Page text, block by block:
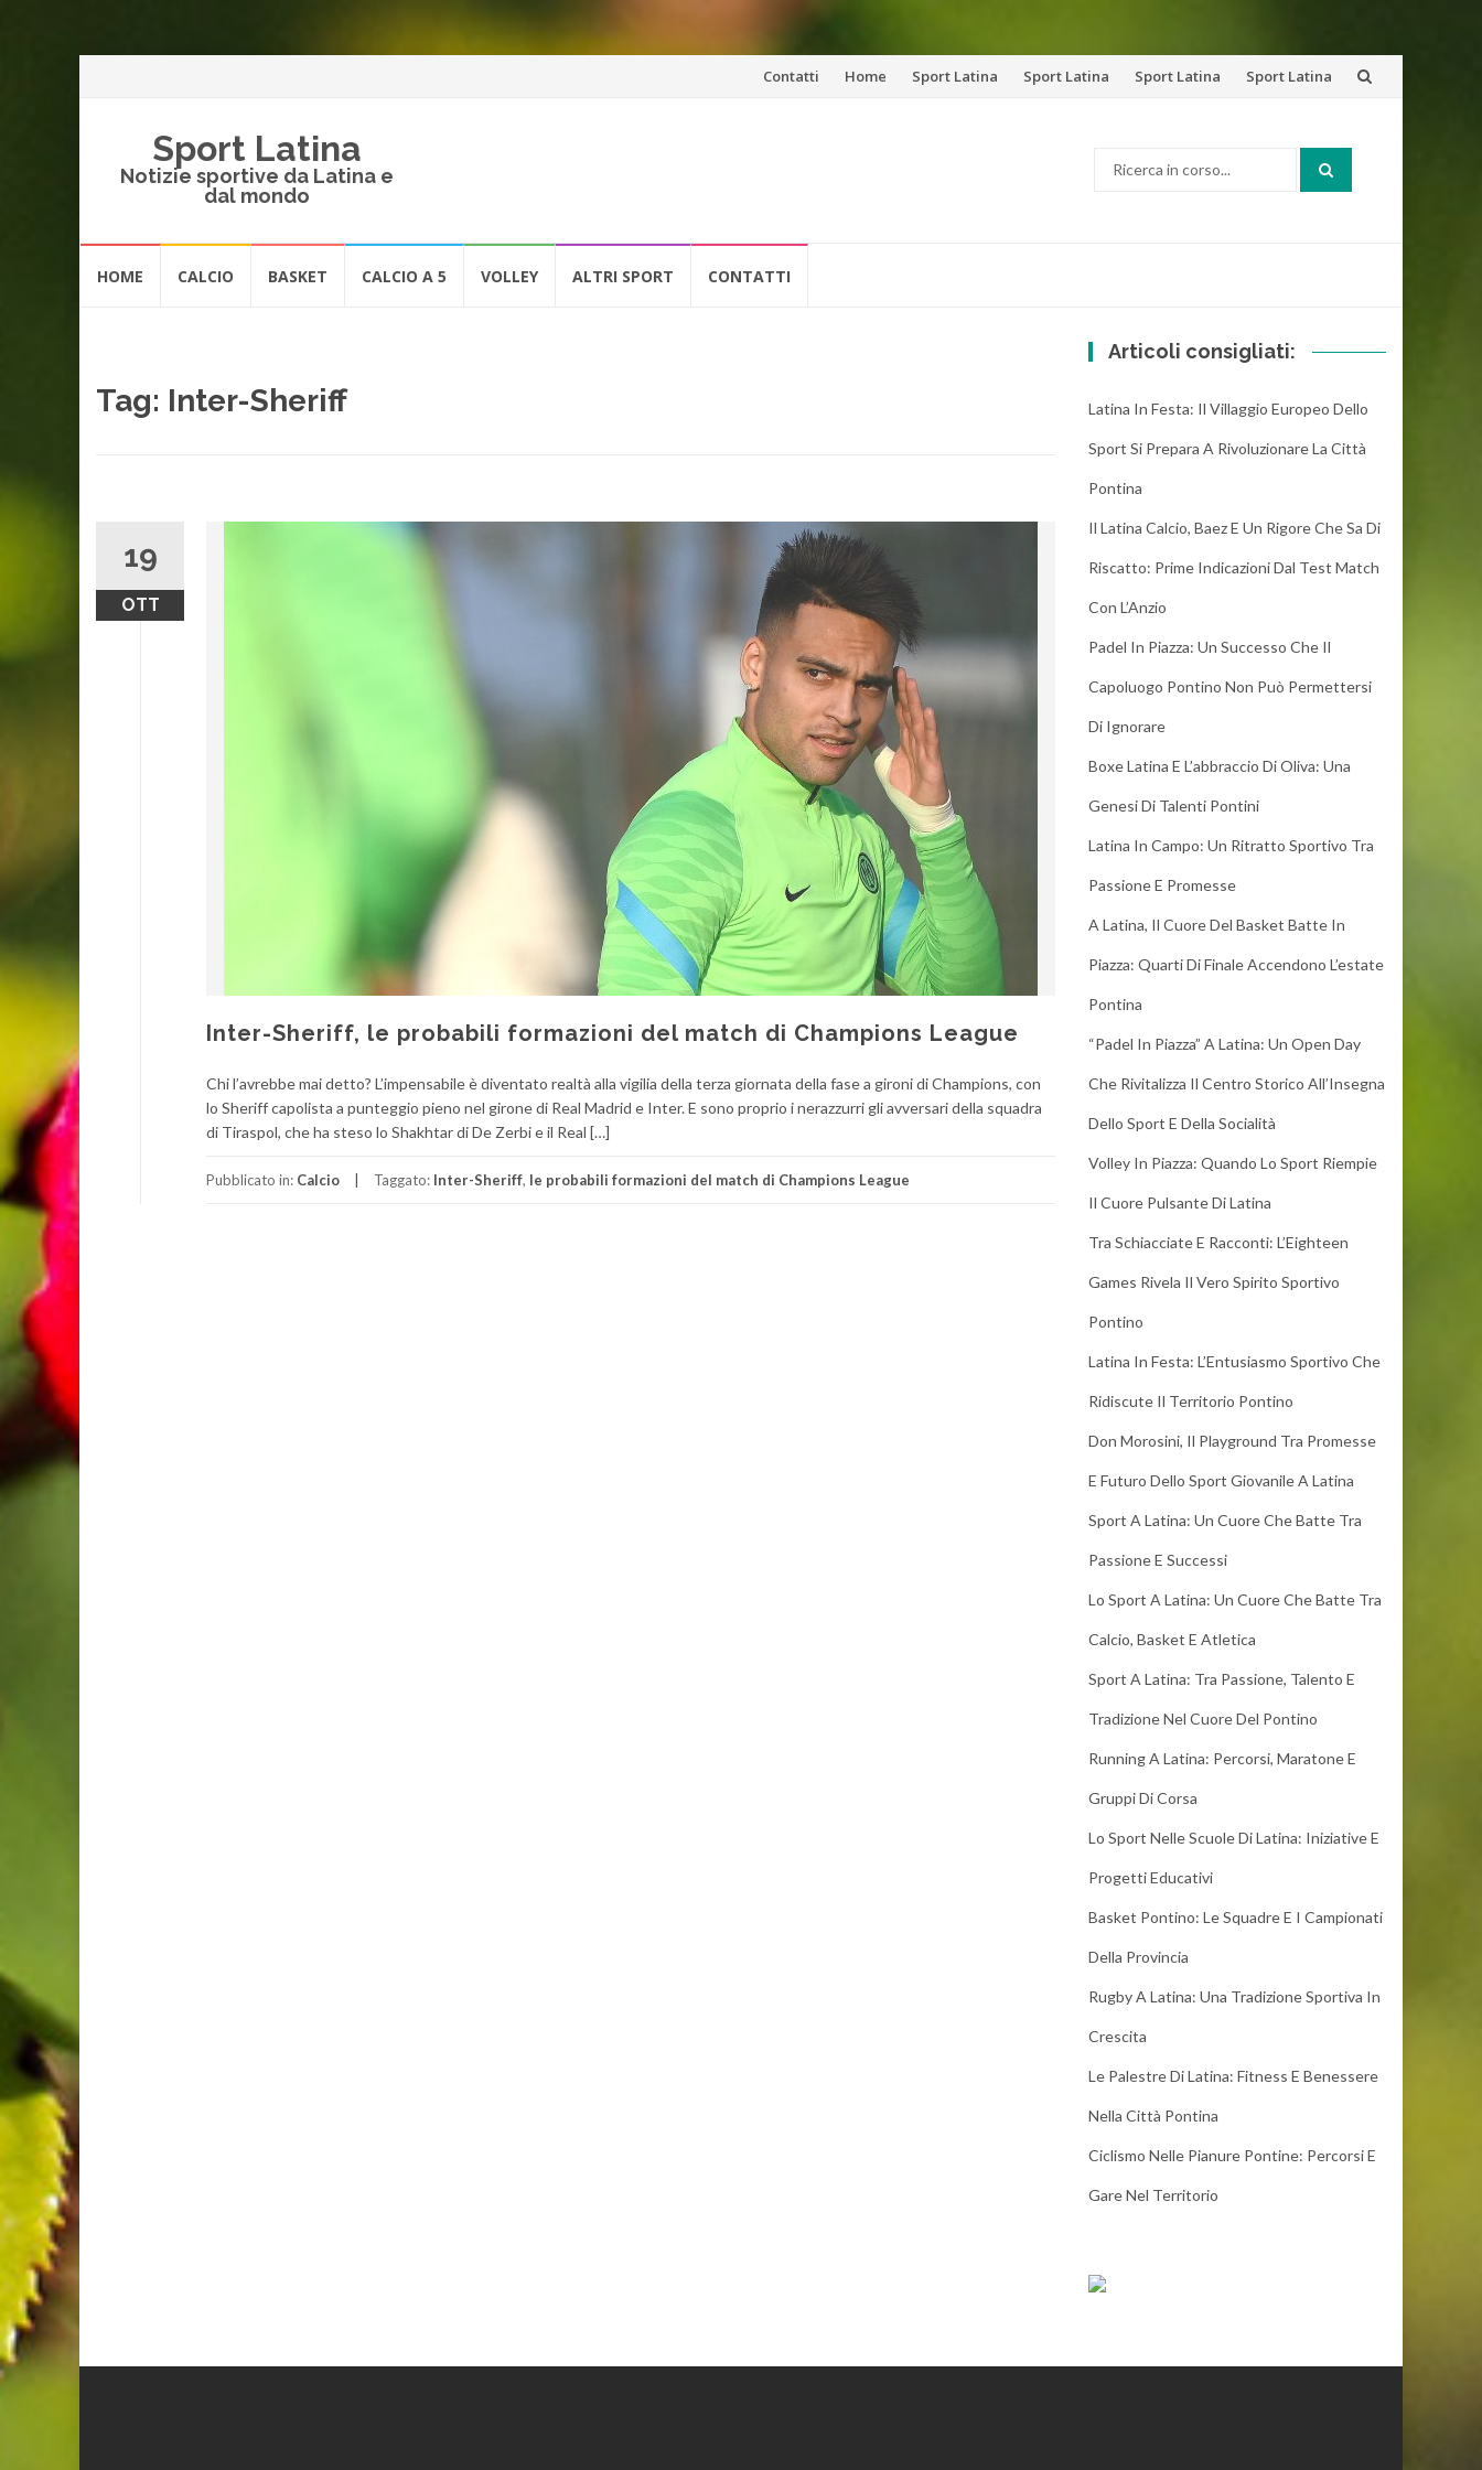
VaiContatti Home Sport Latina Sport Latina Sport Latina Sport Latina
Sport Latina
Notizie sportive da Latina e
dal mondo
HOME CALCIO BASKET CALCIO A 5 VOLLEY ALTRI SPORT CONTATTI
Tag: Inter-Sheriff
19
OTT
Inter-Sheriff, le probabili formazioni del match di Champions League
Chi l’avrebbe mai detto? L’impensabile è diventato realtà alla vigilia della terza giornata della fase a gironi di Champions, con
lo Sheriff capolista a punteggio pieno nel girone di Real Madrid e Inter. E sono proprio i nerazzurri gli avversari della squadra
di Tiraspol, che ha steso lo Shakhtar di De Zerbi e il Real […]
Pubblicato in: Calcio Taggato: Inter-Sheriff, le probabili formazioni del match di Champions League
Articoli consigliati:
Latina In Festa: Il Villaggio Europeo Dello
Sport Si Prepara A Rivoluzionare La Città
Pontina
Il Latina Calcio, Baez E Un Rigore Che Sa Di
Riscatto: Prime Indicazioni Dal Test Match
Con L’Anzio
Padel In Piazza: Un Successo Che Il
Capoluogo Pontino Non Può Permettersi
Di Ignorare
Boxe Latina E L’abbraccio Di Oliva: Una
Genesi Di Talenti Pontini
Latina In Campo: Un Ritratto Sportivo Tra
Passione E Promesse
A Latina, Il Cuore Del Basket Batte In
Piazza: Quarti Di Finale Accendono L’estate
Pontina
“Padel In Piazza” A Latina: Un Open Day
Che Rivitalizza Il Centro Storico All’Insegna
Dello Sport E Della Socialità
Volley In Piazza: Quando Lo Sport Riempie
Il Cuore Pulsante Di Latina
Tra Schiacciate E Racconti: L’Eighteen
Games Rivela Il Vero Spirito Sportivo
Pontino
Latina In Festa: L’Entusiasmo Sportivo Che
Ridiscute Il Territorio Pontino
Don Morosini, Il Playground Tra Promesse
E Futuro Dello Sport Giovanile A Latina
Sport A Latina: Un Cuore Che Batte Tra
Passione E Successi
Lo Sport A Latina: Un Cuore Che Batte Tra
Calcio, Basket E Atletica
Sport A Latina: Tra Passione, Talento E
Tradizione Nel Cuore Del Pontino
Running A Latina: Percorsi, Maratone E
Gruppi Di Corsa
Lo Sport Nelle Scuole Di Latina: Iniziative E
Progetti Educativi
Basket Pontino: Le Squadre E I Campionati
Della Provincia
Rugby A Latina: Una Tradizione Sportiva In
Crescita
Le Palestre Di Latina: Fitness E Benessere
Nella Città Pontina
Ciclismo Nelle Pianure Pontine: Percorsi E
Gare Nel Territorio